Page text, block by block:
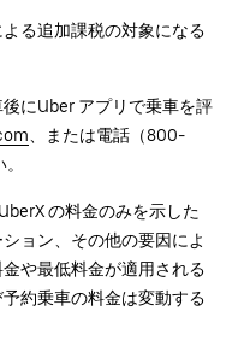
る追加課税の対象になる
に⁠Uber アプリで乗車を評
、または電話（800-
の料金のみを示した
ョン、その他の要因によ
や最低料金が適用される
約乗車の料金は変動する